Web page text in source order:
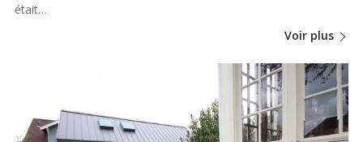
était…
Voir plus